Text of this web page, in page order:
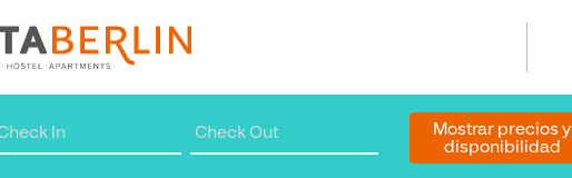
Mostrar precios y
disponibilidad
Reserve